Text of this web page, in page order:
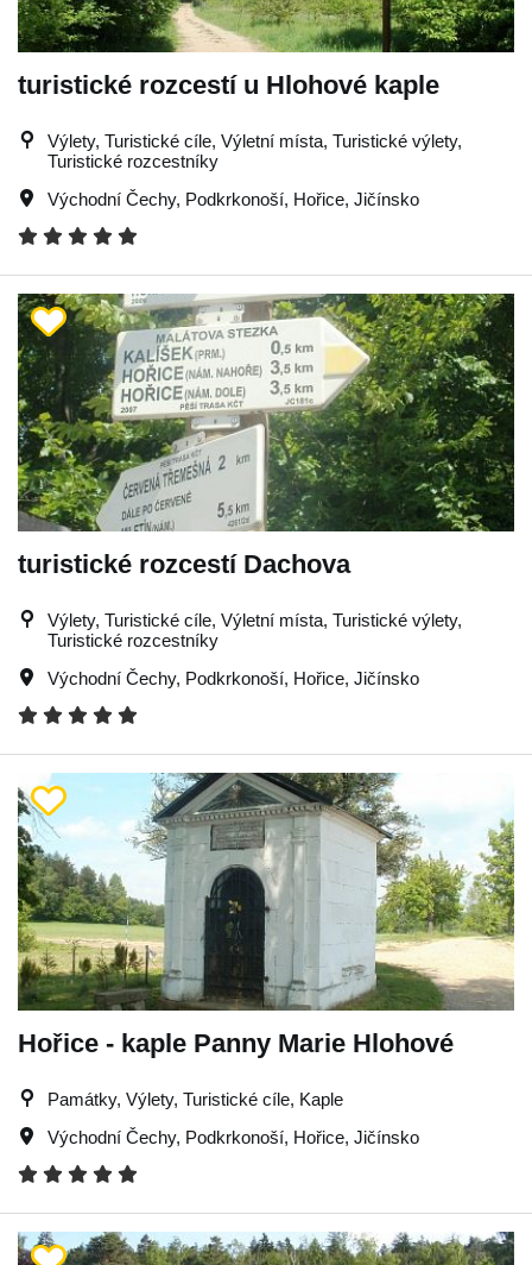
turistické rozcestí u Hlohové kaple
Výlety, Turistické cíle, Výletní místa, Turistické výlety,
Turistické rozcestníky
Východní Čechy, Podkrkonoší, Hořice, Jičínsko
turistické rozcestí Dachova
Výlety, Turistické cíle, Výletní místa, Turistické výlety,
Turistické rozcestníky
Východní Čechy, Podkrkonoší, Hořice, Jičínsko
Hořice - kaple Panny Marie Hlohové
Památky, Výlety, Turistické cíle, Kaple
Východní Čechy, Podkrkonoší, Hořice, Jičínsko